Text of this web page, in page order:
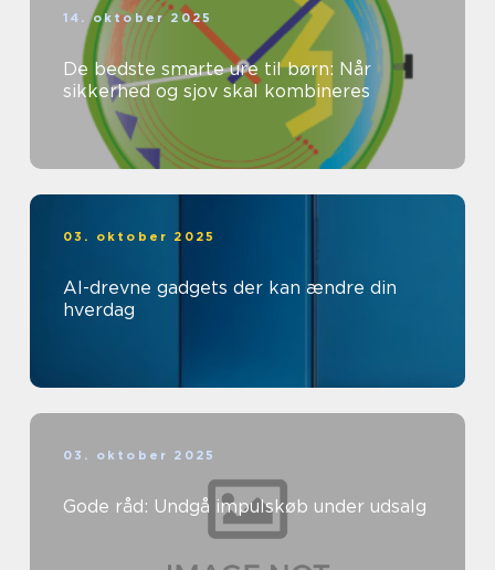
14. oktober 2025
De bedste smarte ure til børn: Når
sikkerhed og sjov skal kombineres
03. oktober 2025
AI-drevne gadgets der kan ændre din
hverdag
03. oktober 2025
Gode råd: Undgå impulskøb under udsalg